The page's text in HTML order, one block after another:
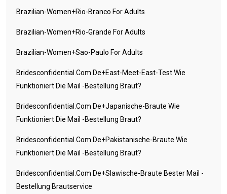
Brazilian-Women+rio-Branco For Adults
Brazilian-Women+rio-Grande For Adults
Brazilian-Women+sao-Paulo For Adults
Bridesconfidential.com De+east-Meet-East-Test Wie
Funktioniert Die Mail -Bestellung Braut?
Bridesconfidential.com De+japanische-Braute Wie
Funktioniert Die Mail -Bestellung Braut?
Bridesconfidential.com De+pakistanische-Braute Wie
Funktioniert Die Mail -Bestellung Braut?
Bridesconfidential.com De+slawische-Braute Bester Mail -
Bestellung Brautservice